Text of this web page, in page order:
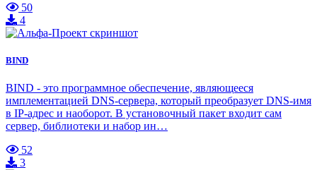
50
4
BIND
BIND - это программное обеспечение, являющееся
имплементацией DNS-сервера, который преобразует DNS-имя
в IP-адрес и наоборот. В установочный пакет входит сам
сервер, библиотеки и набор ин…
52
3